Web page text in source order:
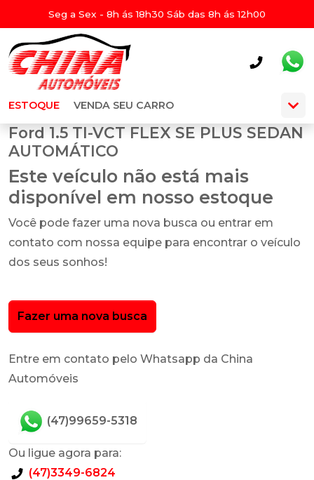
Seg a Sex - 8h ás 18h30 Sáb das 8h ás 12h00
ESTOQUE VENDA SEU CARRO
Ford 1.5 TI-VCT FLEX SE PLUS SEDAN
AUTOMÁTICO
Este veículo não está mais
disponível em nosso estoque
Você pode fazer uma nova busca ou entrar em
contato com nossa equipe para encontrar o veículo
dos seus sonhos!
Fazer uma nova busca
Entre em contato pelo Whatsapp da China
Automóveis
(47)99659-5318
Ou ligue agora para:
(47)3349-6824